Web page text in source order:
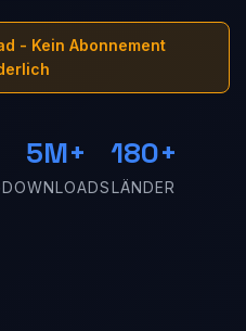
- Kein Abonnement
5M+
DOWNLOADS
180+
LÄNDER